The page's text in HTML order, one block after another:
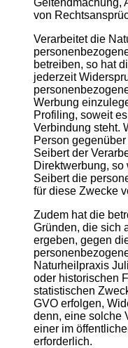
Geltendmachung,
von
Verarbeitet die
betreiben, so hat
jederzeit
Werbung
Profiling, soweit
Verbindung steht.
Person
Seibert der
Direktwerbung,
Seibert die
für diese Zwecke
Zudem hat die
Gründen, die sich
ergeben, gegen
Naturheilpraxis
oder historischen
statistischen
GVO erfolgen,
denn, eine solche
einer im
erforderlich.